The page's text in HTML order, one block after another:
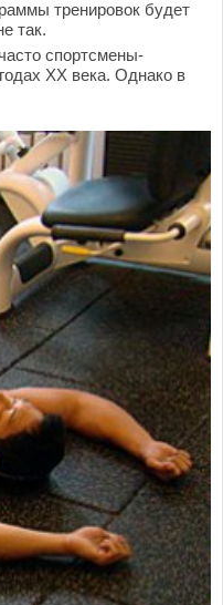
тренировок будет
так.
спортсмены-
ХХ века. Однако в